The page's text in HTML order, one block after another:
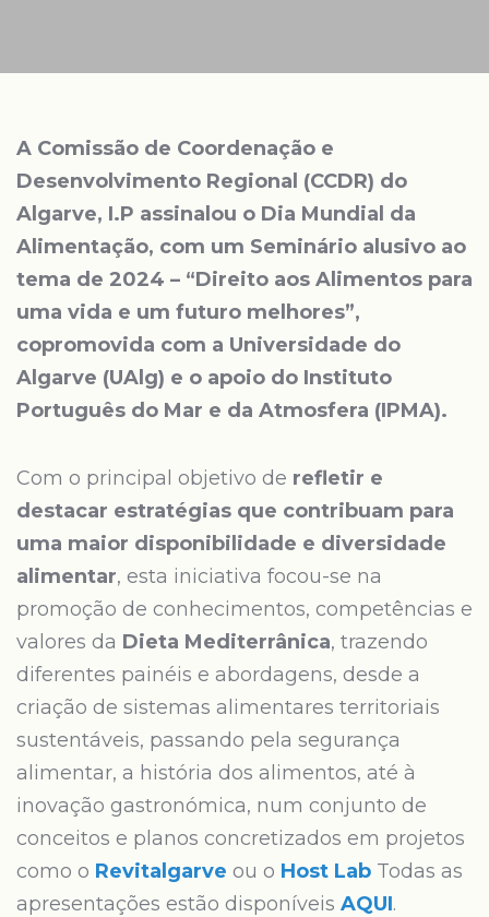
A Comissão de Coordenação e
Desenvolvimento Regional (CCDR) do
Algarve, I.P assinalou o Dia Mundial da
Alimentação, com um Seminário alusivo ao
tema de 2024 – “Direito aos Alimentos para
uma vida e um futuro melhores”,
copromovida com a Universidade do
Algarve (UAlg) e o apoio do Instituto
Português do Mar e da Atmosfera (IPMA).
Com o principal objetivo de refletir e
destacar estratégias que contribuam para
uma maior disponibilidade e diversidade
alimentar, esta iniciativa focou-se na
promoção de conhecimentos, competências e
valores da Dieta Mediterrânica, trazendo
diferentes painéis e abordagens, desde a
criação de sistemas alimentares territoriais
sustentáveis, passando pela segurança
alimentar, a história dos alimentos, até à
inovação gastronómica, num conjunto de
conceitos e planos concretizados em projetos
como o Revitalgarve ou o Host Lab Todas as
apresentações estão disponíveis AQUI.